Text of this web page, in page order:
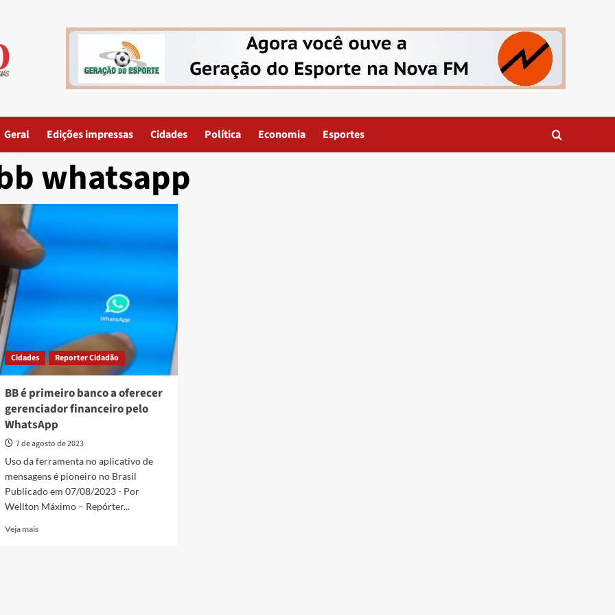
Geral Edições impressas Cidades Política Economia Esportes
whatsapp
Cidades Reporter Cidadão
BB é primeiro banco a oferecer
gerenciador financeiro pelo
WhatsApp
7 de agosto de 2023
Uso da ferramenta no aplicativo de
mensagens é pioneiro no Brasil
Publicado em 07/08/2023 - Por
Wellton Máximo – Repórter...
Veja maisRead